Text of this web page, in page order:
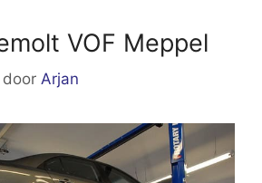
VOF Meppel
door Arjan